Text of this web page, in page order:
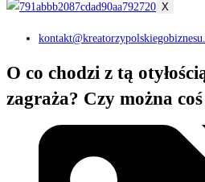
X
O co chodzi z tą
zagraża? Czy można